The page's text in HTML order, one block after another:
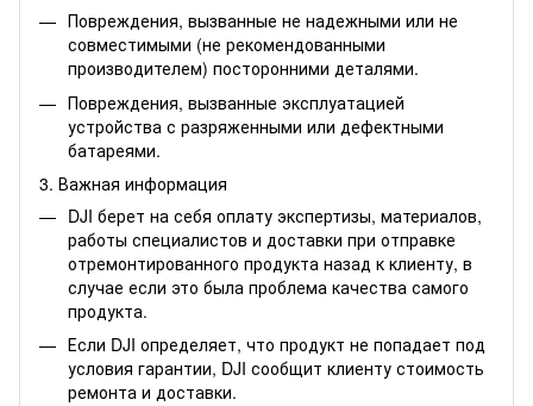
Повреждения, вызванные не надежными или не
совместимыми (не рекомендованными
производителем) посторонними деталями.
Повреждения, вызванные эксплуатацией
устройства с разряженными или дефектными
батареями.
3. Важная информация
DJI берет на себя оплату экспертизы, материалов,
работы специалистов и доставки при отправке
отремонтированного продукта назад к клиенту, в
случае если это была проблема качества самого
продукта.
Если DJI определяет, что продукт не попадает под
условия гарантии, DJI сообщит клиенту стоимость
ремонта и доставки.